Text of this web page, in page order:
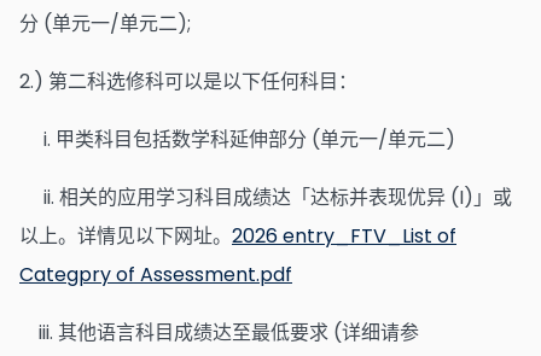
分 (单元一/单元二);
2.) 第二科选修科可以是以下任何科目：
i. 甲类科目包括数学科延伸部分 (单元一/单元二)
ii. 相关的应用学习科目成绩达「达标并表现优异 (I)」或
以上。详情见以下网址。 2026 entry_FTV_List of
Categpry of Assessment.pdf
iii. 其他语言科目成绩达至最低要求 (详细请参